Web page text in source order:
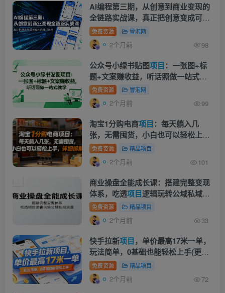
AI编程第三期，从创意到商业变现的
全链路实战课，真正把创意变成可盈
利的商业 项目(更新05月19日)
免费资源 冒泡网
2个月前 98
公众号小绿书贴图项目：一张图+标
题+文案赚收益，听话照做一站式教
学
免费资源 冒泡网
2个月前 99
淘宝1分购电商项目：每天躺入几
张，无需囤货，小白也可以轻松上
手，详细拆解
免费资源 精品项目
2个月前 101
商业操盘全能成长课：搭建完整变现
体系，吃透项目逻辑玩转公域私域流
量
免费资源 精品项目
2个月前 33
快手拉新项目，单价最高17米一单，
玩法简单，0基础也能轻松上手(更新
0517)
免费资源 精品项目
2个月前 72